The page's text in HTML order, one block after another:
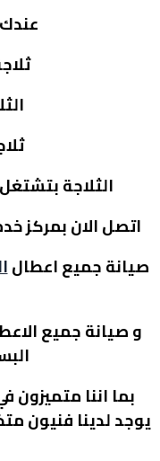
الثلاجة
اتصل الان بمركز
صيانة جميع اعطال
و صيانة جميع
بما اننا متميزون
يوجد لدينا فنيون